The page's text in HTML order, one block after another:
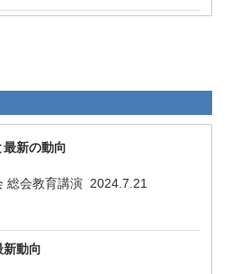
新の動向
総会教育講演 2024.7.21
動向